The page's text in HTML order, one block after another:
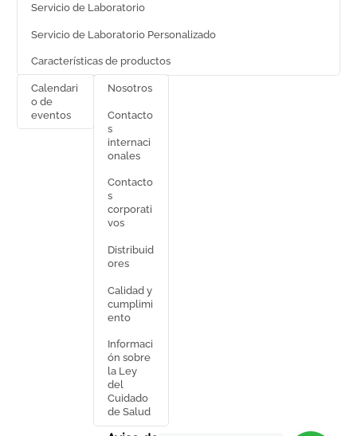
Servicio de Laboratorio
Servicio de Laboratorio Personalizado
Características de productos
Calendari
o de
eventos
Nosotros
Contacto
s
internaci
onales
Contacto
s
corporati
vos
Distribuid
ores
Calidad y
cumplimi
ento
Informaci
ón sobre
la Ley
del
Cuidado
de Salud